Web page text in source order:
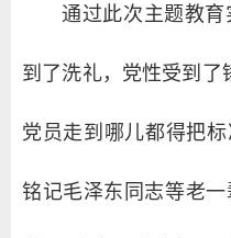
通过此次主题教
到了洗礼，党性受到了
党员走到哪儿都得把
铭记毛泽东同志等老